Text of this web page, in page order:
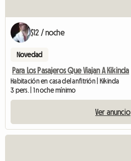
$12 / noche
Novedad
Para Los Pasajeros Que Viajan A Kikinda
Habitación en casa del anfitrión | Kikinda
3 pers. | 1 noche mínimo
Ver anuncio